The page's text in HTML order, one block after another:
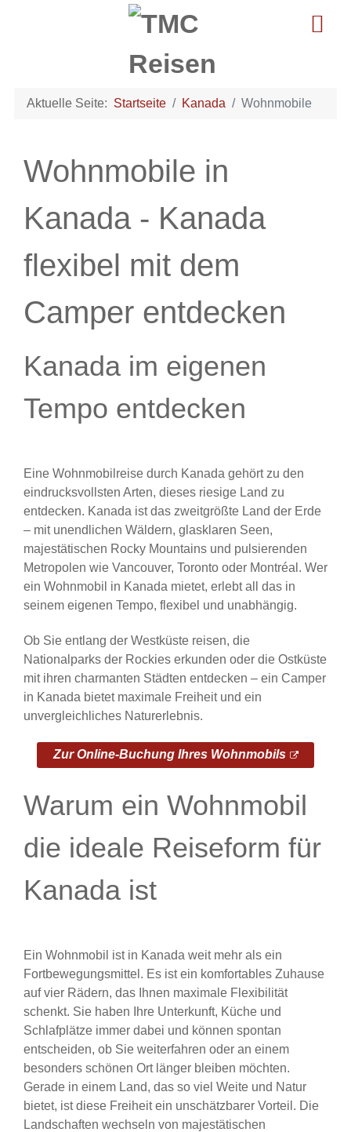
Aktuelle Seite: Startseite Kanada Wohnmobile
Wohnmobile in
Kanada - Kanada
flexibel mit dem
Camper entdecken
Kanada im eigenen
Tempo entdecken
Eine Wohnmobilreise durch Kanada gehört zu den
eindrucksvollsten Arten, dieses riesige Land zu
entdecken. Kanada ist das zweitgrößte Land der Erde
– mit unendlichen Wäldern, glasklaren Seen,
majestätischen Rocky Mountains und pulsierenden
Metropolen wie Vancouver, Toronto oder Montréal. Wer
ein Wohnmobil in Kanada mietet, erlebt all das in
seinem eigenen Tempo, flexibel und unabhängig.
Ob Sie entlang der Westküste reisen, die
Nationalparks der Rockies erkunden oder die Ostküste
mit ihren charmanten Städten entdecken – ein Camper
in Kanada bietet maximale Freiheit und ein
unvergleichliches Naturerlebnis.
Zur Online-Buchung Ihres Wohnmobils
Warum ein Wohnmobil
die ideale Reiseform für
Kanada ist
Ein Wohnmobil ist in Kanada weit mehr als ein
Fortbewegungsmittel. Es ist ein komfortables Zuhause
auf vier Rädern, das Ihnen maximale Flexibilität
schenkt. Sie haben Ihre Unterkunft, Küche und
Schlafplätze immer dabei und können spontan
entscheiden, ob Sie weiterfahren oder an einem
besonders schönen Ort länger bleiben möchten.
Gerade in einem Land, das so viel Weite und Natur
bietet, ist diese Freiheit ein unschätzbarer Vorteil. Die
Landschaften wechseln von majestätischen